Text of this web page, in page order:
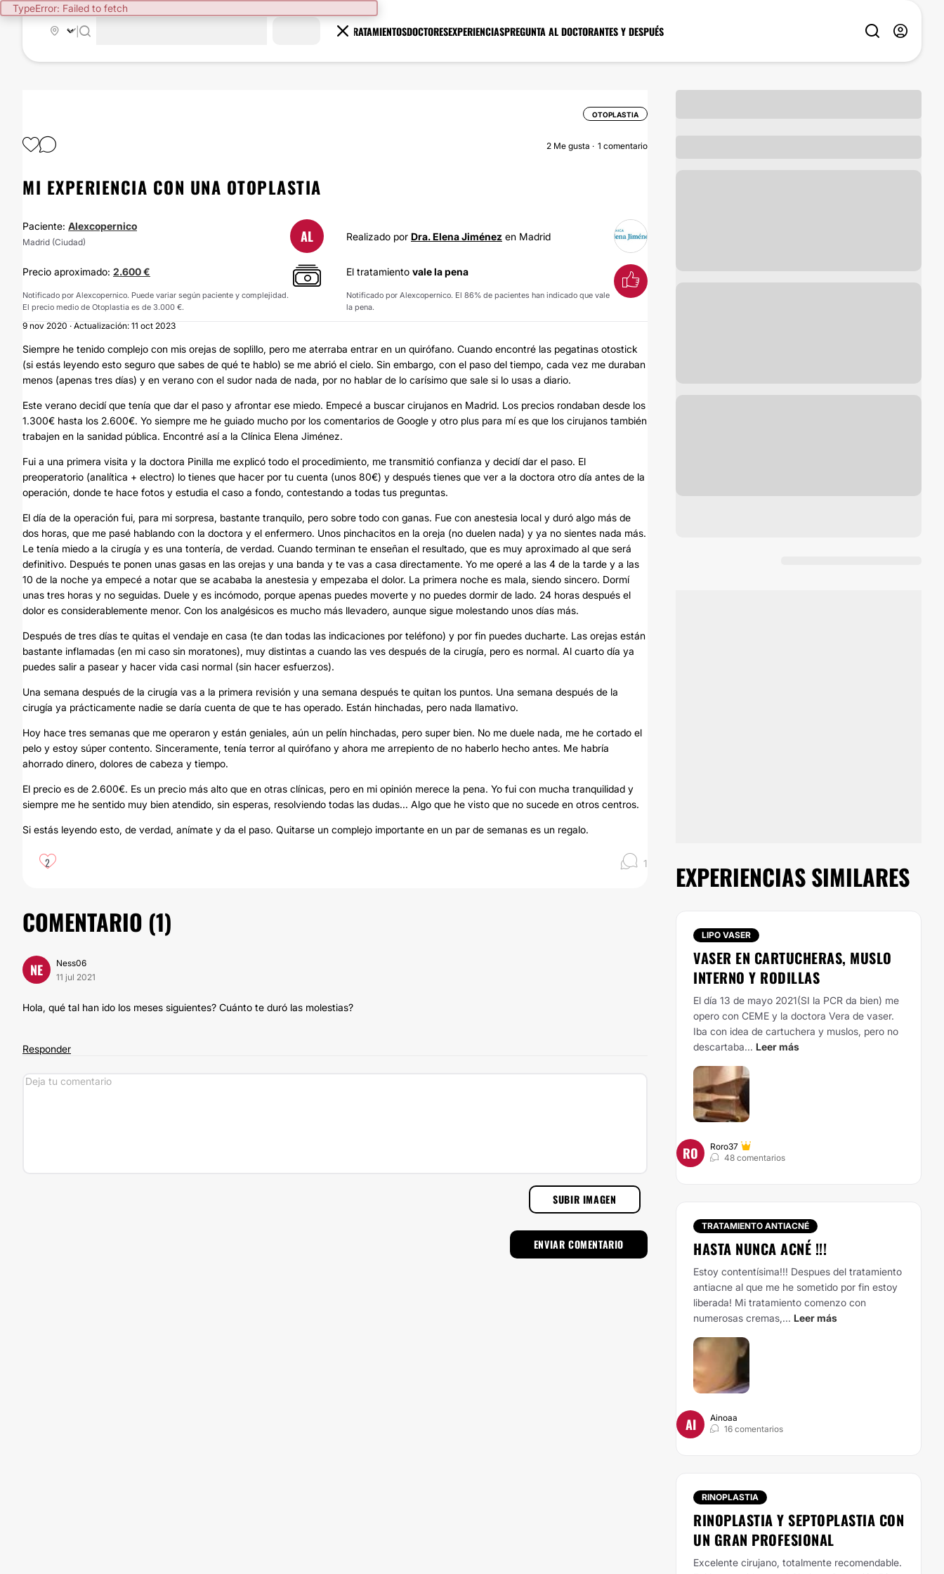
TypeError: Failed to fetch
TRATAMIENTOSDOCTORESEXPERIENCIASPREGUNTA AL DOCTORANTES Y DESPUÉS
OTOPLASTIA
2 Me gusta 1 comentario
MI EXPERIENCIA CON UNA OTOPLASTIA
Paciente: Alexcopernico
Madrid (Ciudad) AL Realizado por Dra. Elena Jiménez en Madrid
Precio aproximado: 2.600 €
Notificado por Alexcopernico. Puede variar según paciente y complejidad.
El precio medio de Otoplastia es de 3.000 €.
El tratamiento vale la pena
Notificado por Alexcopernico. El 86% de pacientes han indicado que vale
la pena.
9 nov 2020 · Actualización: 11 oct 2023
Siempre he tenido complejo con mis orejas de soplillo, pero me aterraba entrar en un quirófano. Cuando encontré las pegatinas otostick
(si estás leyendo esto seguro que sabes de qué te hablo) se me abrió el cielo. Sin embargo, con el paso del tiempo, cada vez me duraban
menos (apenas tres días) y en verano con el sudor nada de nada, por no hablar de lo carísimo que sale si lo usas a diario.
Este verano decidí que tenía que dar el paso y afrontar ese miedo. Empecé a buscar cirujanos en Madrid. Los precios rondaban desde los
1.300€ hasta los 2.600€. Yo siempre me he guiado mucho por los comentarios de Google y otro plus para mí es que los cirujanos también
trabajen en la sanidad pública. Encontré así a la Clínica Elena Jiménez.
Fui a una primera visita y la doctora Pinilla me explicó todo el procedimiento, me transmitió confianza y decidí dar el paso. El
preoperatorio (analítica + electro) lo tienes que hacer por tu cuenta (unos 80€) y después tienes que ver a la doctora otro día antes de la
operación, donde te hace fotos y estudia el caso a fondo, contestando a todas tus preguntas.
El día de la operación fui, para mi sorpresa, bastante tranquilo, pero sobre todo con ganas. Fue con anestesia local y duró algo más de
dos horas, que me pasé hablando con la doctora y el enfermero. Unos pinchacitos en la oreja (no duelen nada) y ya no sientes nada más.
Le tenía miedo a la cirugía y es una tontería, de verdad. Cuando terminan te enseñan el resultado, que es muy aproximado al que será
definitivo. Después te ponen unas gasas en las orejas y una banda y te vas a casa directamente. Yo me operé a las 4 de la tarde y a las
10 de la noche ya empecé a notar que se acababa la anestesia y empezaba el dolor. La primera noche es mala, siendo sincero. Dormí
unas tres horas y no seguidas. Duele y es incómodo, porque apenas puedes moverte y no puedes dormir de lado. 24 horas después el
dolor es considerablemente menor. Con los analgésicos es mucho más llevadero, aunque sigue molestando unos días más.
Después de tres días te quitas el vendaje en casa (te dan todas las indicaciones por teléfono) y por fin puedes ducharte. Las orejas están
bastante inflamadas (en mi caso sin moratones), muy distintas a cuando las ves después de la cirugía, pero es normal. Al cuarto día ya
puedes salir a pasear y hacer vida casi normal (sin hacer esfuerzos).
Una semana después de la cirugía vas a la primera revisión y una semana después te quitan los puntos. Una semana después de la
cirugía ya prácticamente nadie se daría cuenta de que te has operado. Están hinchadas, pero nada llamativo.
Hoy hace tres semanas que me operaron y están geniales, aún un pelín hinchadas, pero super bien. No me duele nada, me he cortado el
pelo y estoy súper contento. Sinceramente, tenía terror al quirófano y ahora me arrepiento de no haberlo hecho antes. Me habría
ahorrado dinero, dolores de cabeza y tiempo.
El precio es de 2.600€. Es un precio más alto que en otras clínicas, pero en mi opinión merece la pena. Yo fui con mucha tranquilidad y
siempre me he sentido muy bien atendido, sin esperas, resolviendo todas las dudas... Algo que he visto que no sucede en otros centros.
Si estás leyendo esto, de verdad, anímate y da el paso. Quitarse un complejo importante en un par de semanas es un regalo.
2 1
COMENTARIO (1)
NE
Ness06
11 jul 2021
Hola, qué tal han ido los meses siguientes? Cuánto te duró las molestias?
Responder
SUBIR IMAGEN
EXPERIENCIAS SIMILARES
LIPO VASER
VASER EN CARTUCHERAS, MUSLO
INTERNO Y RODILLAS
El día 13 de mayo 2021(SI la PCR da bien) me
opero con CEME y la doctora Vera de vaser.
Iba con idea de cartuchera y muslos, pero no
descartaba... Leer más
RO
Roro37
48 comentarios
TRATAMIENTO ANTIACNÉ
HASTA NUNCA ACNÉ !!!
Estoy contentísima!!! Despues del tratamiento
antiacne al que me he sometido por fin estoy
liberada! Mi tratamiento comenzo con
numerosas cremas,... Leer más
AI
Ainoaa
16 comentarios
RINOPLASTIA
RINOPLASTIA Y SEPTOPLASTIA CON
UN GRAN PROFESIONAL
Excelente cirujano, totalmente recomendable.